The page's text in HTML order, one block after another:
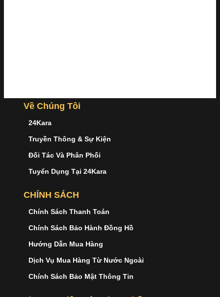
Về Chúng Tôi
24Kara
Truyền Thông & Sự Kiện
Đối Tác Và Phân Phối
Tuyển Dụng Tại 24Kara
CHÍNH SÁCH
Chính Sách Thanh Toán
Chính Sách Bảo Hành Đồng Hồ
Hướng Dẫn Mua Hàng
Dịch Vụ Mua Hàng Từ Nước Ngoài
Chính Sách Bảo Mật Thông Tin